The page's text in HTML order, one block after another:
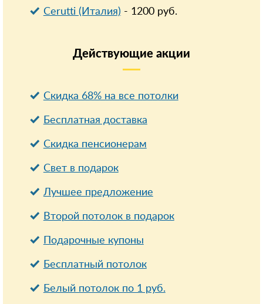
Cerutti (Италия) - 1200руб.
Действующие акции
Скидка 68% на все потолки
Бесплатная доставка
Cкидка пенсионерам
Свет в подарок
Лучшее предложение
Второй потолок в подарок
Подарочные купоны
Бесплатный потолок
Белый потолок по 1 руб.